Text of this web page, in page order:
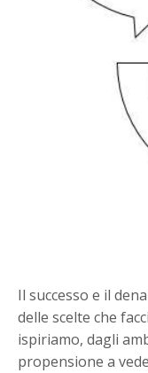
Il successo e il
delle scelte che
ispiriamo, dagli
propensione a